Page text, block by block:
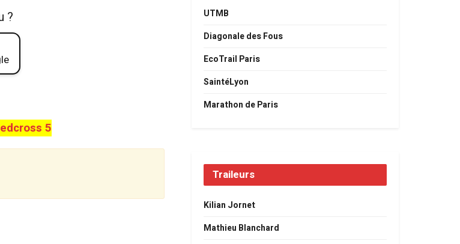
?
5
UTMB
Diagonale des Fous
EcoTrail Paris
SaintéLyon
Marathon de Paris
Traileurs
Kilian Jornet
Mathieu Blanchard